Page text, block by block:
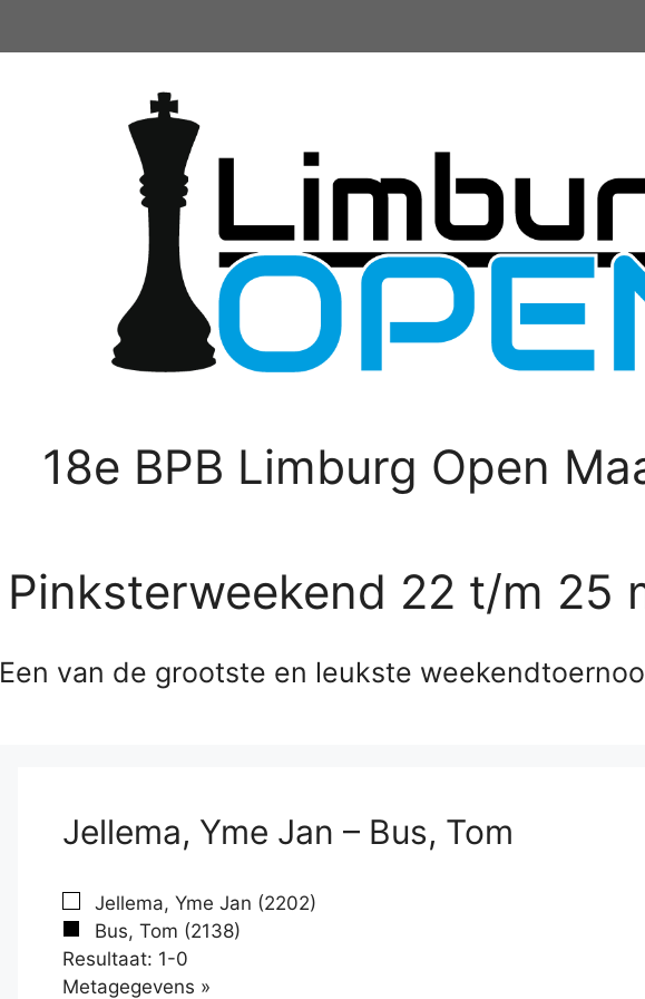
18e BPB Limburg Open
Pinksterweekend 22 t/m 25
Een van de grootste en leukste
Jellema, Yme Jan – Bus, Tom
Jellema, Yme Jan (2202)
Bus, Tom (2138)
Resultaat: 1-0
Metagegevens »